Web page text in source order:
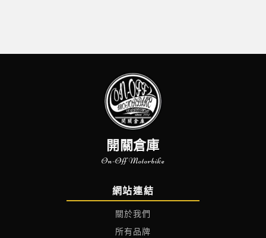
開關倉庫
On-Off Motorbike
網站連結
關於我們
所有品牌